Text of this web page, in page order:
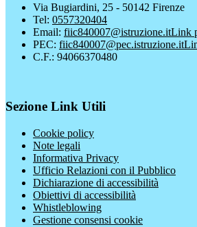
Via Bugiardini, 25 - 50142 Firenze
Tel: 0557320404
Email: fiic840007@istruzione.itLink
PEC: fiic840007@pec.istruzione.it
C.F.: 94066370480
Sezione Link Utili
Cookie policy
Note legali
Informativa Privacy
Ufficio Relazioni con il Pubblico
Dichiarazione di accessibilità
Obiettivi di accessibilità
Whistleblowing
Gestione consensi cookie